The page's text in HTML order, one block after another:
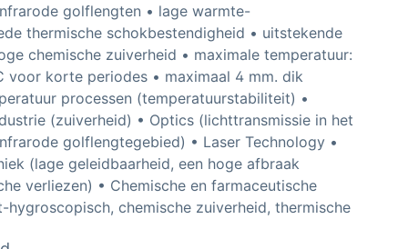
golflengten • lage warmte-
thermische schokbestendigheid • uitstekende
chemische zuiverheid • maximale temperatuur:
voor korte periodes • maximaal 4 mm. dik
processen (temperatuurstabiliteit) •
(zuiverheid) • Optics (lichttransmissie in het
golflengtegebied) • Laser Technology •
(lage geleidbaarheid, een hoge afbraak
verliezen) • Chemische en farmaceutische
hygroscopisch, chemische zuiverheid, thermische